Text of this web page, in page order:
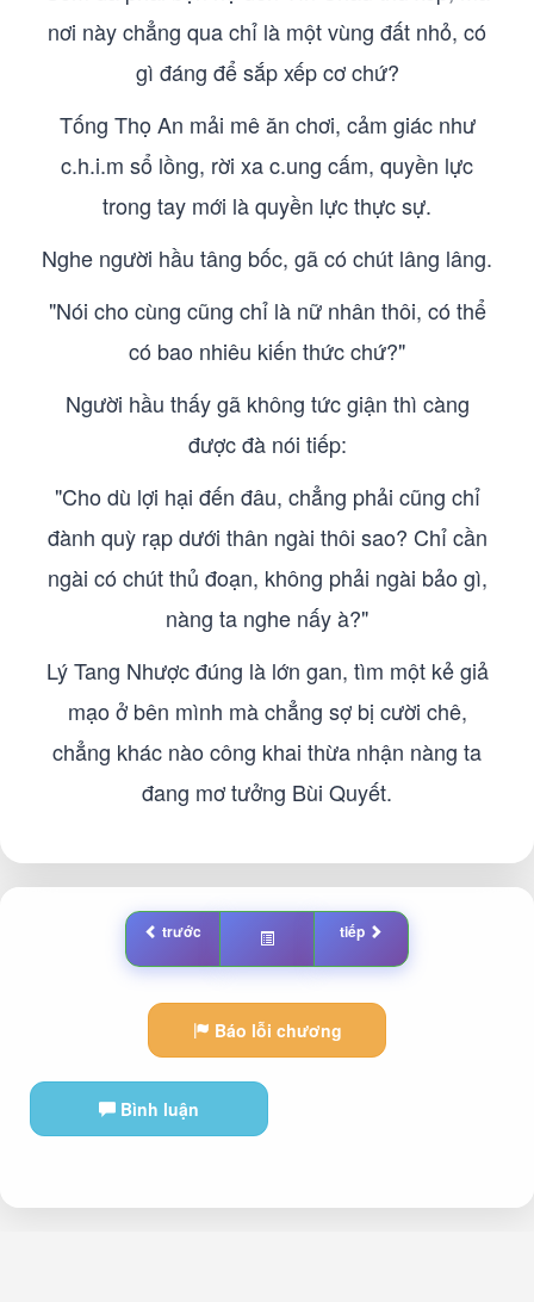
nơi này chẳng qua chỉ là một vùng đất nhỏ, có
gì đáng để sắp xếp cơ chứ?
Tống Thọ An mải mê ăn chơi, cảm giác như
c.h.i.m sổ lồng, rời xa c.ung cấm, quyền lực
trong tay mới là quyền lực thực sự.
Nghe người hầu tâng bốc, gã có chút lâng lâng.
"Nói cho cùng cũng chỉ là nữ nhân thôi, có thể
có bao nhiêu kiến thức chứ?"
Người hầu thấy gã không tức giận thì càng
được đà nói tiếp:
"Cho dù lợi hại đến đâu, chẳng phải cũng chỉ
đành quỳ rạp dưới thân ngài thôi sao? Chỉ cần
ngài có chút thủ đoạn, không phải ngài bảo gì,
nàng ta nghe nấy à?"
Lý Tang Nhược đúng là lớn gan, tìm một kẻ giả
mạo ở bên mình mà chẳng sợ bị cười chê,
chẳng khác nào công khai thừa nhận nàng ta
đang mơ tưởng Bùi Quyết.
trước tiếp
Báo lỗi chương
Bình luận